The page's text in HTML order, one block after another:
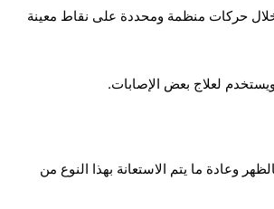
خلال حركات منظمة ومحددة على نقاط معينة
لعلاج بعض الإصابات.
وعادة ما يتم الاستعانة بهذا النوع من